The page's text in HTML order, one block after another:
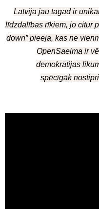
Latvija jau tagad ir
līdzdalības rīkiem, jo citur
down” pieeja, kas ne
OpenSaeima ir
demokrātijas
spēcīgāk